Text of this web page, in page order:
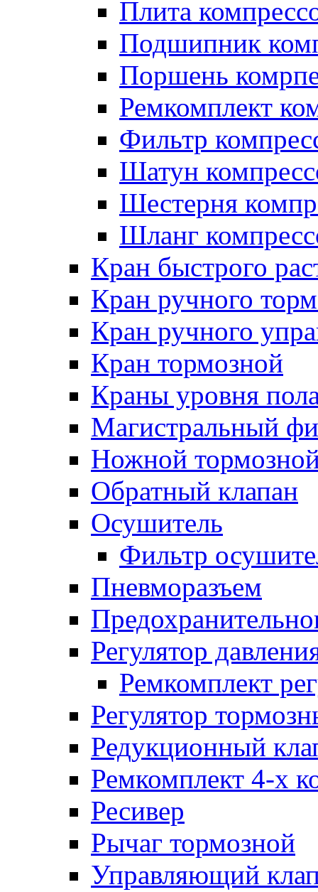
Плита
Подшипник
Поршень
Ремкомплект
Фильтр
Шатун
Шестерня
Шланг
Кран быстрого
Кран ручного
Кран ручного
Кран тормозной
Краны уровня
Магистральный
Ножной
Обратный клапан
Осушитель
Фильтр
Пневморазъем
Регулятор
Ремкомплект
Регулятор
Редукционный
Ремкомплект 4-х
Ресивер
Рычаг тормозной
Управляющий